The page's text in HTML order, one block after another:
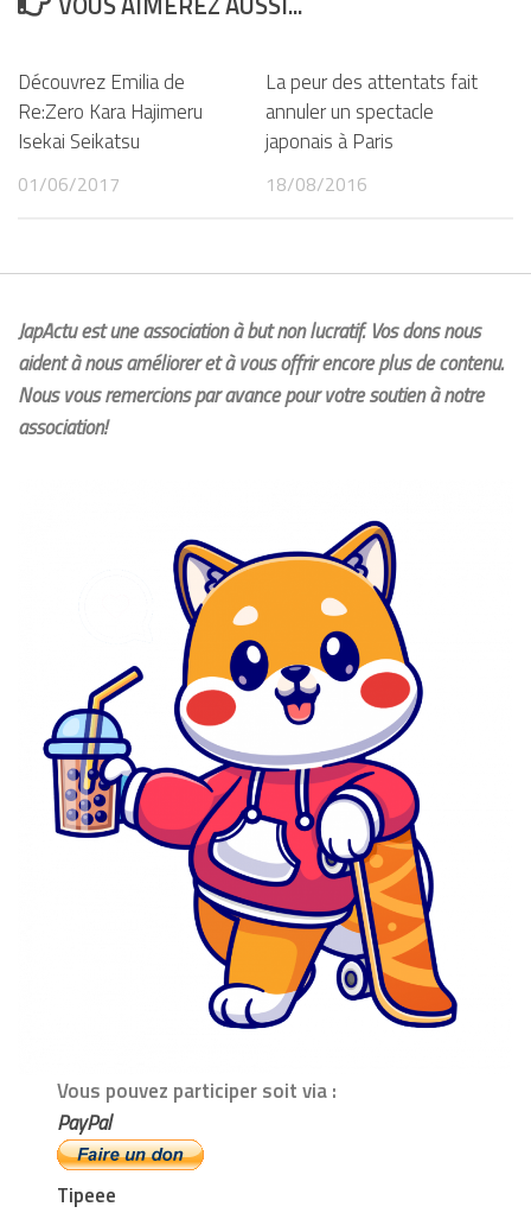
Découvrez Emilia de
Re:Zero Kara Hajimeru
Isekai Seikatsu
01/06/2017
La peur des attentats fait
annuler un spectacle
japonais à Paris
18/08/2016
JapActu est une association à but non lucratif. Vos dons nous
aident à nous améliorer et à vous offrir encore plus de contenu.
Nous vous remercions par avance pour votre soutien à notre
association!
Vous pouvez participer soit via :
PayPal
Tipeee